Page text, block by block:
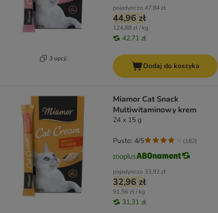
3 opcji
pojedynczo 47,84 zł
44,96 zł
124,88 zł / kg
42,71 zł
Dodaj do koszyka
Miamor Cat Snack
Multiwitaminowy krem
24 x 15 g
pojedynczo 33,92 zł
32,96 zł
91,56 zł / kg
31,31 zł
Pusto: 4/5 (182)